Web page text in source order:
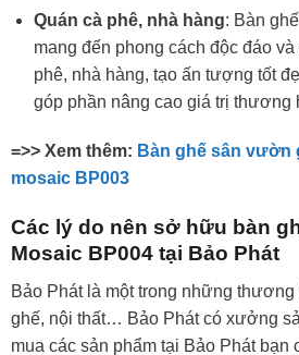
Quán cà phê, nhà hàng: Bàn
mang đến phong cách độc đáo
phê, nhà hàng, tạo ấn tượng tốt
góp phần nâng cao giá trị thương
=>> Xem thêm: Bàn ghế sân vườn
mosaic BP003
Các lý do nên sở hữu bàn
Mosaic BP004 tại Bảo Phát
Bảo Phát là một trong những
ghế, nội thất… Bảo Phát có xưởng
mua các sản phẩm tại Bảo Phát bạn